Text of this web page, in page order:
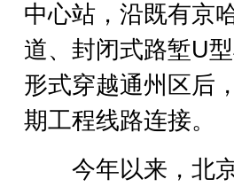
中心站，沿既有京
道、封闭式路堑U
形式穿越通州区后
期工程线路连接。
今年以来，北京